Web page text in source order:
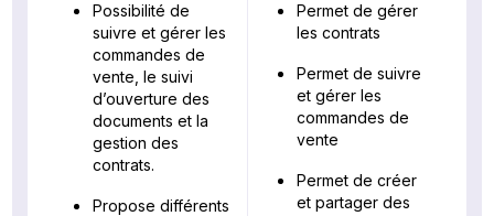
Possibilité de
suivre et gérer les
commandes de
vente, le suivi
d’ouverture des
documents et la
gestion des
contrats.
Propose différents
Permet de gérer
les contrats
Permet de suivre
et gérer les
commandes de
vente
Permet de créer
et partager des